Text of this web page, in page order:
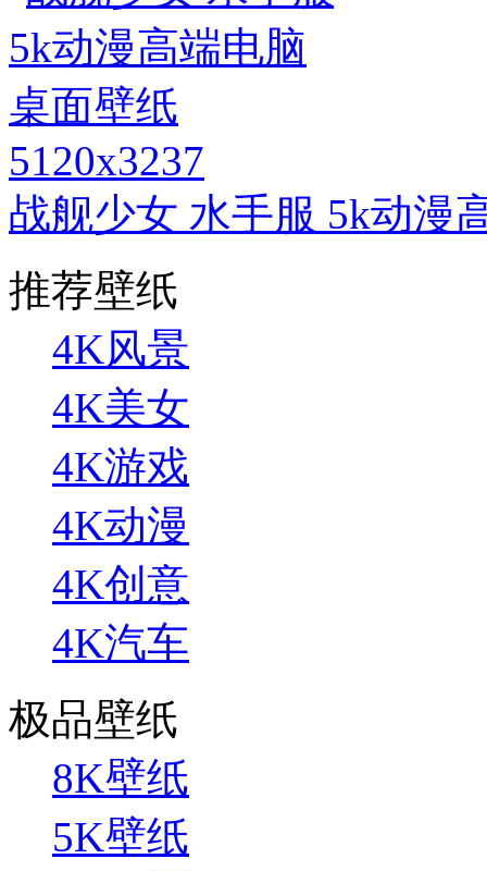
5120x3237
战舰少女 水手服 5k动漫
推荐壁纸
4K风景
4K美女
4K游戏
4K动漫
4K创意
4K汽车
极品壁纸
8K壁纸
5K壁纸